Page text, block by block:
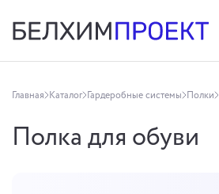
Главная Каталог Гардеробные системы Полки
Полка для обуви